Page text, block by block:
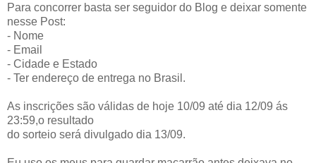
Para concorrer basta ser seguidor do Blog e deixar somente
nesse Post:
- Nome
- Email
- Cidade e Estado
- Ter endereço de entrega no Brasil.
As inscrições são válidas de hoje 10/09 até dia 12/09 ás
23:59,o resultado
do sorteio será divulgado dia 13/09.